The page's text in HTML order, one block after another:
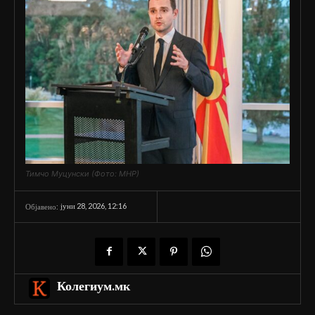
Тимчо Муцунски (Фото: МНР)
Објавено: јуни 28, 2026, 12:16
Колегиум.мк